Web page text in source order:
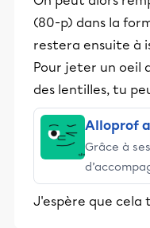
(80-p) dans la
restera ensuite à
Pour jeter un oeil
des lentilles, tu
Alloprof
Grâce à
et leurs
J'espère que cela